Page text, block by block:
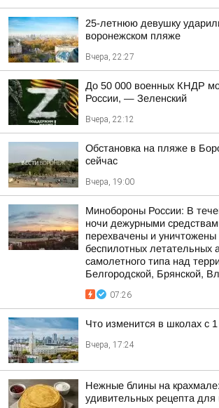
25-летнюю девушку
воронежском пляже
Вчера, 22:27
До 50 000 военных КНДР
России, — Зеленский
Вчера, 22:12
Обстановка на пляже в
сейчас
Вчера, 19:00
Минобороны России: В
ночи дежурными
перехвачены и уничтожены
беспилотных летательных
самолетного типа над
Белгородской, Брянской,
07:26
Что изменится в школах с
Вчера, 17:24
Нежные блины на
удивительных рецепта для